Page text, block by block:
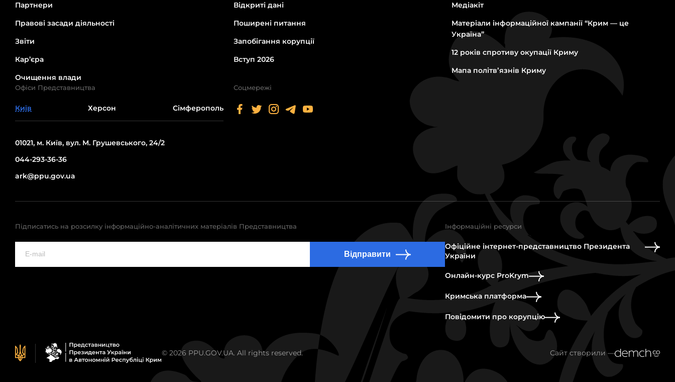
Партнери
Правові засади діяльності
Звіти
Кар’єра
Очищення влади
Відкриті дані
Поширені питання
Запобігання корупції
Вступ 2026
Медіакіт
Матеріали інформаційної кампанії “Крим — це
Україна”
12 років спротиву окупації Криму
Мапа політвʼязнів Криму
Офіси Представництва
Київ Херсон Сімферополь
01021, м. Київ, вул. М. Грушевського, 24/2
044-293-36-36
ark@ppu.gov.ua
Соцмережі
Підписатись на розсилку інформаційно-аналітичних матеріалів Представництва
Відправити
Інформаційні ресурси
Офіційне інтернет-представництво Президента
України
Онлайн-курс ProKrym
Кримська платформа
Повідомити про корупцію
© 2026 PPU.GOV.UA. All rights reserved. Сайт створили —